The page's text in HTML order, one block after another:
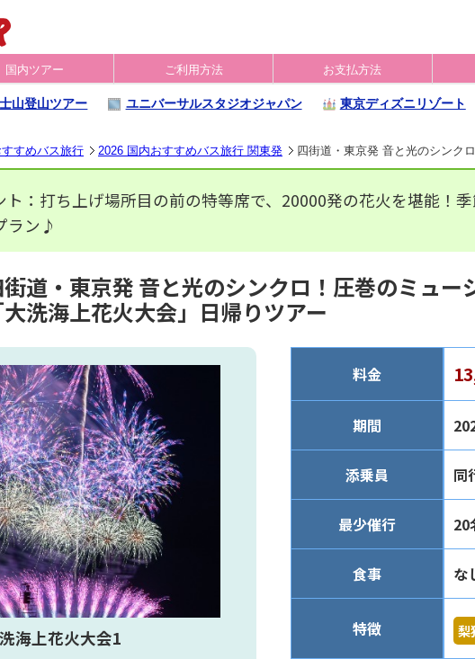
国内ツアー ご利用方法 お支払方法
山登山ツアー ユニバーサルスタジオジャパン 東京ディズニリゾート
すめバス旅行 2026 国内おすすめバス旅行 関東発 四街道・東京発 音と光のシンク
ト：打ち上げ場所目の前の特等席で、20000発の花火を堪能！
ラン♪
街道・東京発 音と光のシンクロ！圧巻のミュー
大洗海上花火大会」日帰りツアー
海上花火大会1
料金
期間
添乗員 同
最少催行 20
食事 な
特徴 梨